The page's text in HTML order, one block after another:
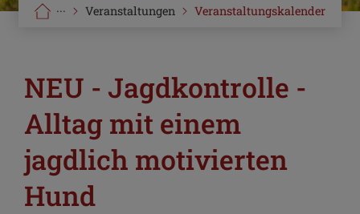
Veranstaltungskalender
Veranstaltungen
···
NEU - Jagdkontrolle -
Alltag mit einem
jagdlich motivierten
Hund